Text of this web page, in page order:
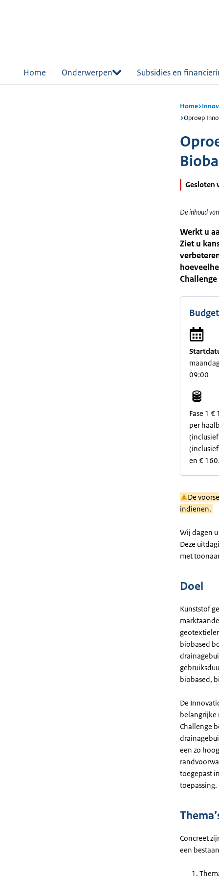
Home Onderwerpen Subsidies en
Home
Oproep
Gesloten
De inhoud
Werkt u
Ziet u
09:00
Fase 1
per
en €
De
indienen.
Wij dagen
Deze
met
Doel
Kunststof
biobased
biobased,
De
belangrijke
Challenge
een zo
toegepast
toepassing.
Concreet
een